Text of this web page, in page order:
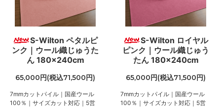
S-Wilton ペタルピ
ンク｜ウール織じゅうた
ん 180×240cm
65,000円(税込71,500円)
7mmカットパイル｜国産ウール
100％｜サイズカット対応｜5営
S-Wilton ロイヤル
ピンク｜ウール織じゅう
たん 180×240cm
65,000円(税込71,500円)
7mmカットパイル｜国産ウール
100％｜サイズカット対応｜5営